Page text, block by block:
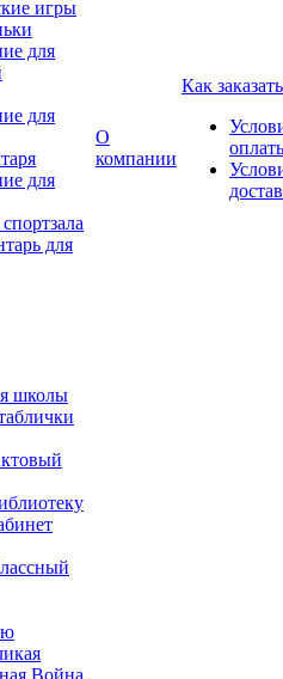
игры
для
для
для
для
школы
Война
О
компании
Как